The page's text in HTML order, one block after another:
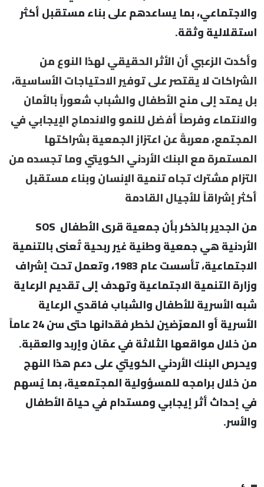
والاجتماعي، بما يساعدهم على بناء مستقبل أكثر
استقلالية وثقة.
وأكدت الزعبي أن الأثر الحقيقي لهذا النوع من
الشراكات لا يقتصر على توفير الاحتياجات الأساسية،
بل يمتد إلى منح الأطفال والشباب شعوراً بالأمان
والانتماء وفرصاً أفضل للنمو والاندماج الإيجابي في
المجتمع، معربةً عن اعتزاز الجمعية بشراكتها
المستمرة مع البنك الأردني الكويتي وما تجسده من
التزام مشترك تجاه تنمية الإنسان وبناء مستقبل
أكثر إشراقاً للأجيال القادمة
من الجدير بالذكر بأن جمعية قرى الأطفال SOS
الأردنية هي جمعية وطنية غير ربحية تُعنى بالتنمية
الاجتماعية، تأسست عام 1983، وتعمل تحت إشراف
وزارة التنمية الاجتماعية وتهدف إلى تقديم الرعاية
شبه الأسرية للأطفال والشباب فاقدي الرعاية
الأسرية أو المعرّضين لخطر فقدانها حتى سن 24 عاماً
من خلال مواقعها الثلاثة في عمّان وإربد والعقبة.
ويحرص البنك الأردني الكويتي على دعم هذا النهج
من خلال برامجه للمسؤولية المجتمعية، بما يُسهم
في إحداث أثر إيجابي ومستدام في حياة الأطفال
والأسر.